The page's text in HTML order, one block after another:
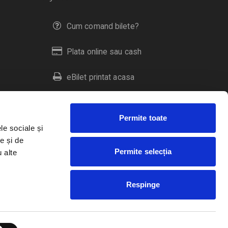
sociale și
și de
alte
Permite toate
Permite selecția
Respinge
Cum comand bilete?
Plata online sau cash
eBilet printat acasa
Livrare prin curier
Duplicare bilete